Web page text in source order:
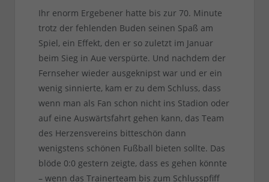
Ihr enorm Ergebener hatte bis zur 70. Minute
trotz der fehlenden Buden seinen Spaß am
Spiel, ein Effekt, den er so zuletzt im Januar
beim Sieg in Aue verspürte. Und nachdem der
Fernseher wieder ausgeknipst war und er ein
wenig sinnierte, kam er zu dem Schluss, dass
wenn man als Fan schon nicht ins Stadion oder
auf eine Auswärtsfahrt gehen kann, das Team
des Herzensvereins bitteschön dann
wenigstens schönen Fußball bieten sollte. Das
blöde 0:0 gestern zeigte, dass es gehen könnte
– wenn das Trainerteam bis zum Schlusspfiff